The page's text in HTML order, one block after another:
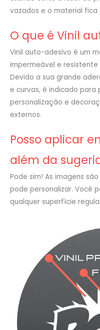
vazados e o material fica
O que é Vinil
Vinil auto-adesivo é um
impermeável e
Devido a sua grande
e curvas, é indicado
personalização e
externos.
Posso aplicar
além da
Pode sim! As imagens
pode personalizar. Você
qualquer superfície